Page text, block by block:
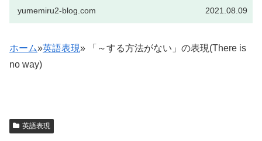
yumemiru2-blog.com 2021.08.09
ホーム»英語表現» 「～する方法がない」の表現(There is
no way)
英語表現